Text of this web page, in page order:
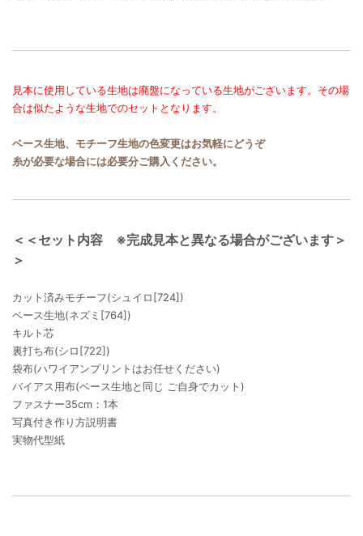
見本に使用している生地は廃盤になっている生地がございます。その場
合は似たような生地でのセットとなります。
ベース生地、モチーフ生地の色変更はお気軽にどうぞ
糸が必要な場合には必要分ご購入ください。
＜＜セット内容 ※完成見本と異なる場合がございます＞
＞
カット済みモチーフ(シュイロ[724])
ベース生地(ネズミ[764])
キルト芯
裏打ち布(シロ[722])
袋布(ハワイアンプリントはお任せください)
バイアス用布(ベース生地と同じ ご自身でカット)
ファスナー35cm：1本
写真付き作り方説明書
実物代型紙